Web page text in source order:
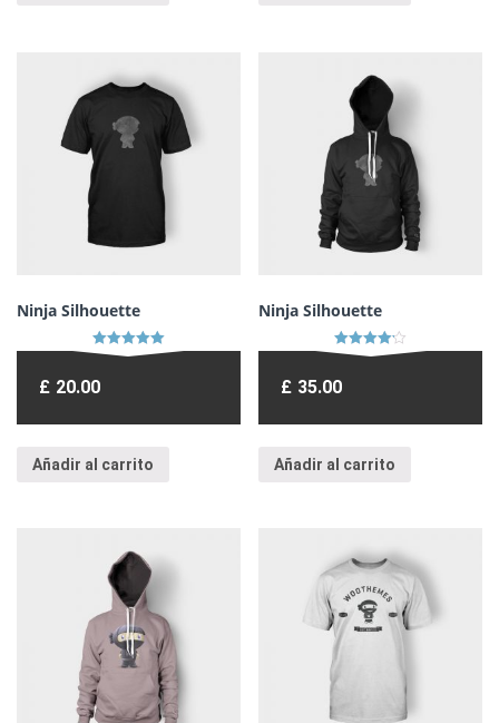
Ninja Silhouette
Valorado en
de 5
£ 20.00
Añadir al carrito
Ninja Silhouette
Valorado
4.17
£ 35.00
Añadir al carrito